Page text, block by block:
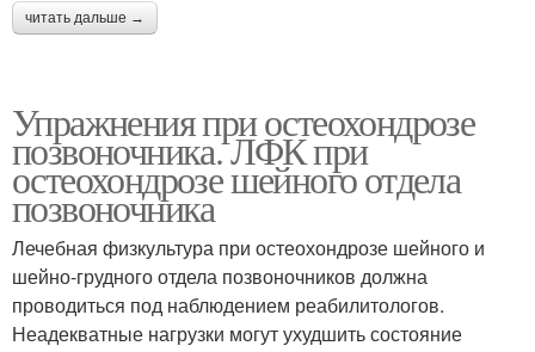
читать дальше →
Упражнения при остеохондрозе
позвоночника. ЛФК при
остеохондрозе шейного отдела
позвоночника
Лечебная физкультура при остеохондрозе шейного и
шейно-грудного отдела позвоночников должна
проводиться под наблюдением реабилитологов.
Неадекватные нагрузки могут ухудшить состояние